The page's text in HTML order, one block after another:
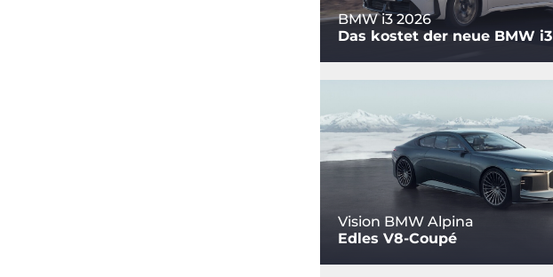
BMW i3 2026
Das kostet der neue BMW i3
Vision BMW Alpina
Edles V8-Coupé